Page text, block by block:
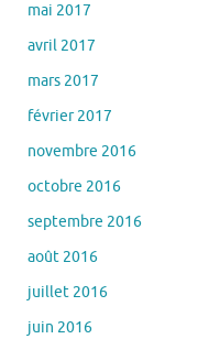
mai 2017
avril 2017
mars 2017
février 2017
novembre 2016
octobre 2016
septembre 2016
août 2016
juillet 2016
juin 2016